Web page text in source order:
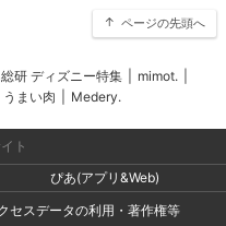
ページの先頭へ
研 ディズニー特集 mimot.
うまい肉 Medery.
ト
ぴあ(アプリ&Web)
セスデータの利用・著作権等